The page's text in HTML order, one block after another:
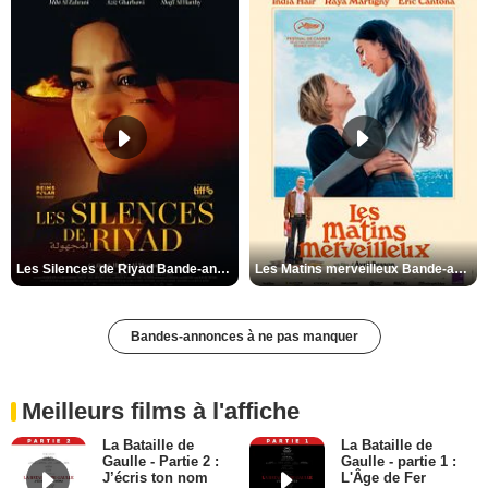
Les Silences de Riyad Bande-annonce VO STFR Les Matins merveilleux Bande-annonce VF
Bandes-annonces à ne pas manquer
Meilleurs films à l'affiche
La Bataille de
Gaulle - Partie 2 :
J’écris ton nom
La Bataille de
Gaulle - partie 1 :
L'Âge de Fer